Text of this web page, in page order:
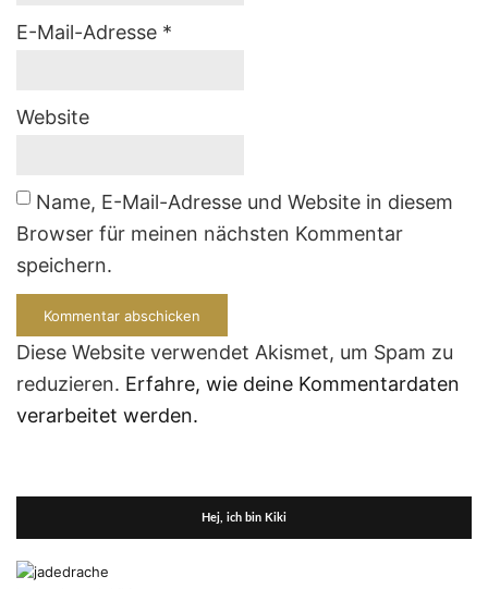
E-Mail-Adresse *
Website
Name, E-Mail-Adresse und Website in diesem
Browser für meinen nächsten Kommentar
speichern.
Diese Website verwendet Akismet, um Spam zu
reduzieren. Erfahre, wie deine Kommentardaten
verarbeitet werden.
Hej, ich bin Kiki